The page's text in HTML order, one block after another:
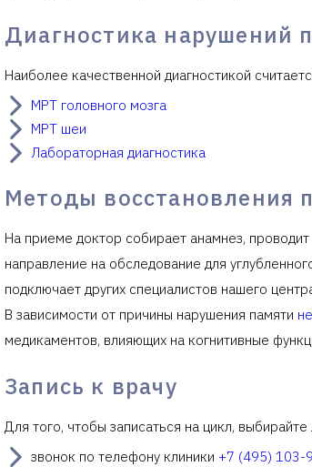
Диагностика нарушений
Наиболее качественной диагностикой
МРТ головного мозга
МРТ шеи
Лабораторная диагностика
Методы восстановления
На приеме доктор собирает анамнез,
направление на обследование для
подключает других специалистов нашего
В зависимости от причины нарушения памяти
медикаментов, влияющих на когнитивные
Запись к врачу
Для того, чтобы записаться на цикл,
звонок по телефону клиники +7 (495) 103-